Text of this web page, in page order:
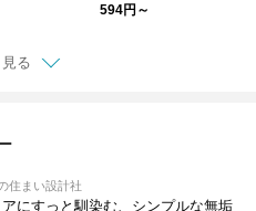
594円～
る
住まい設計社
にすっと馴染む、シンプルな無垢